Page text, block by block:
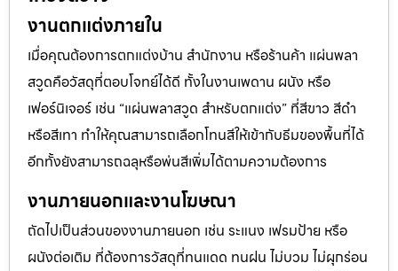
งานตกแต่งภายใน
เมื่อคุณต้องการตกแต่งบ้าน สำนักงาน หรือร้านค้า แผ่นพลา
สวูดคือวัสดุที่ตอบโจทย์ได้ดี ทั้งในงานเพดาน ผนัง หรือ
เฟอร์นิเจอร์ เช่น “แผ่นพลาสวูด สำหรับตกแต่ง” ที่สีขาว สีดำ
หรือสีเทา ทำให้คุณสามารถเลือกโทนสีให้เข้ากับธีมของพื้นที่ได้
อีกทั้งยังสามารถฉลุหรือพ่นสีเพิ่มได้ตามความต้องการ
งานภายนอกและงานโฆษณา
ถัดไปเป็นส่วนของงานภายนอก เช่น ระแนง เฟรมป้าย หรือ
ผนังต่อเติม ที่ต้องการวัสดุที่ทนแดด ทนฝน ไม่บวม ไม่ผุกร่อน